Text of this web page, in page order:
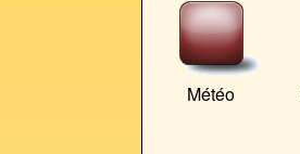
Météo